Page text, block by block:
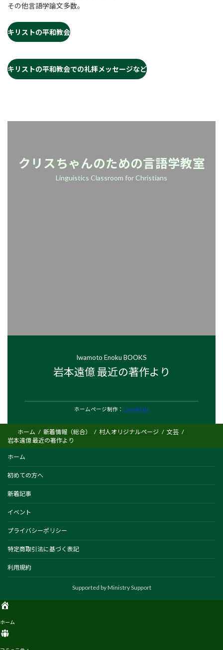
その他言語学論文多数。
キリストの平和教会
キリストの平和教会での礼拝メッセージなど
クリスちゃんのための言語学教室
Linguistics Classroom for Christians
Iwamoto Enoku BOOKS
岩本遠億 最近の著作より
ホームページ制作： LampMate
ホーム 新着情報（総合） 村人オリジナルページ
文芸
岩本遠億 最近の著作より
ホーム
初めての方へ
新着記事
イベント
プライバシーポリシー
特定商取引法に基づく表記
利用規約
ホーム